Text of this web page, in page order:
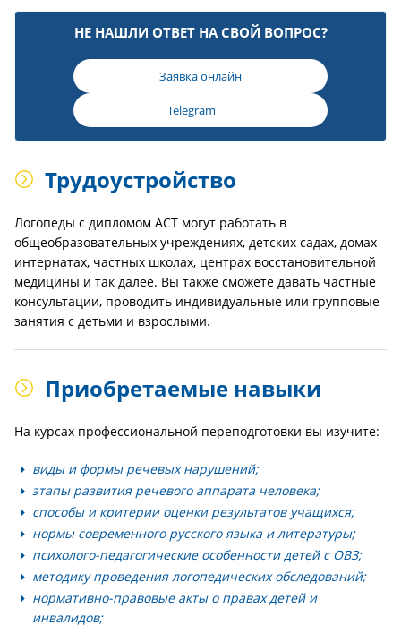
НЕ НАШЛИ ОТВЕТ НА СВОЙ ВОПРОС?
Заявка онлайн
Telegram
Трудоустройство
Логопеды с дипломом АСТ могут работать в
общеобразовательных учреждениях, детских садах, домах-
интернатах, частных школах, центрах восстановительной
медицины и так далее. Вы также сможете давать частные
консультации, проводить индивидуальные или групповые
занятия с детьми и взрослыми.
Приобретаемые навыки
На курсах профессиональной переподготовки вы изучите:
виды и формы речевых нарушений;
этапы развития речевого аппарата человека;
способы и критерии оценки результатов учащихся;
нормы современного русского языка и литературы;
психолого-педагогические особенности детей с ОВЗ;
методику проведения логопедических обследований;
нормативно-правовые акты о правах детей и
инвалидов;